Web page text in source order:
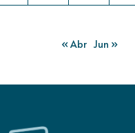
« Abr Jun »